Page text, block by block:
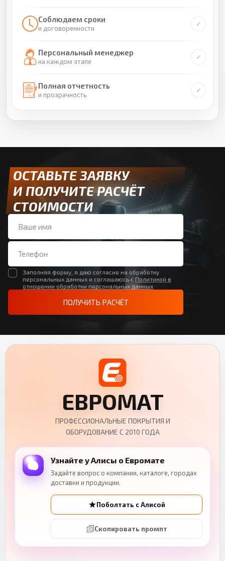
Соблюдаем сроки
и договоренности
Персональный менеджер
на каждом этапе
Полная отчетность
и прозрачность
ОСТАВЬТЕ ЗАЯВКУ
И ПОЛУЧИТЕ РАСЧЁТ
СТОИМОСТИ
Заполняя форму, я даю согласие на обработку
персональных данных и соглашаюсь с Политикой в
отношении обработки персональных данных
ПОЛУЧИТЬ РАСЧЁТ
ЕВРОМАТ
ПРОФЕССИОНАЛЬНЫЕ ПОКРЫТИЯ И
ОБОРУДОВАНИЕ С 2010 ГОДА
Узнайте у Алисы о Евромате
Задайте вопрос о компании, каталоге, городах
доставки и продукции.
Поболтать с Алисой
Скопировать промпт